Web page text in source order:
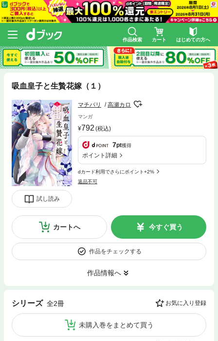
作品検索 カート はじめての方へ
吸血皇子と生贄花嫁（１）
試し読み
マチバリ 高瀬カロ
マンガ
792 (税込)
7pt獲得
ポイント詳細
dカード利用でさらにポイント+2%
返品不可
カートへ 今すぐ買う
作品をチェックする
作品情報へ
シリーズ 全2冊 お気に入り登録
未購入巻をまとめて買う